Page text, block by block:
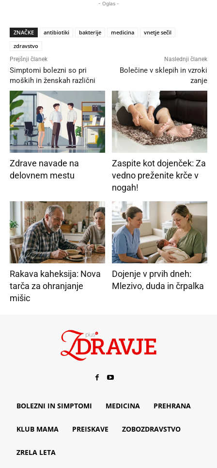
- Oglas -
ZNAČKE antibiotiki bakterije medicina
vnetje sečil
zdravstvo
Prejšnji članek
Simptomi bolezni so pri
moških in ženskah različni
Naslednji članek
Bolečine v sklepih in vzroki
zanje
Zdrave navade na
delovnem mestu
Zaspite kot dojenček: Za
vedno preženite krče v
nogah!
Rakava kaheksija: Nova
tarča za ohranjanje
mišic
Dojenje v prvih dneh:
Mlezivo, duda in črpalka
BOLEZNI IN SIMPTOMI MEDICINA PREHRANA
KLUB MAMA PREISKAVE ZOBOZDRAVSTVO
ZRELA LETA